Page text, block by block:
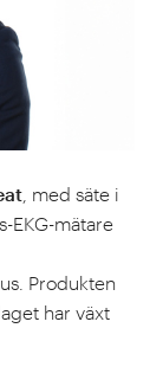
, med säte i
EKG-mätare
Produkten
har växt